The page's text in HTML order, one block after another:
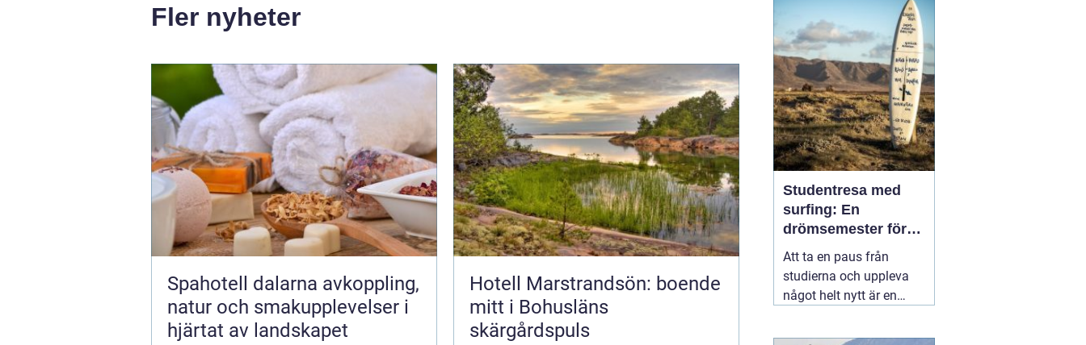
Fler nyheter
Spahotell dalarna avkoppling,
natur och smakupplevelser i
hjärtat av landskapet
Hotell Marstrandsön: boende
mitt i Bohusläns
skärgårdspuls
inom några få minuters
promenad. För många är
valet ...
Studentresa med
surfing: En
drömsemester för
studenter i Portugal
Att ta en paus från
studierna och uppleva
något helt nytt är en
studenter. För den som